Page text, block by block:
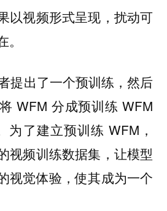
以视频形式呈现，扰动可
。
提出了一个预训练，然后
WFM 分成预训练 WFM
为了建立预训练 WFM，
视频训练数据集，让模型
视觉体验，使其成为一个